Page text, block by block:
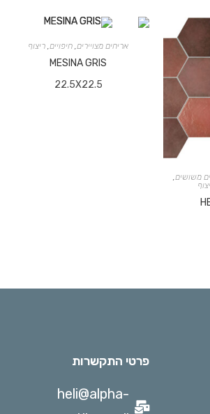
משושים,
אריחים מצויירים, חיפויים, ריצוף
MESINA GRIS
22.5X22.5
פרטי התקשרות
heli@alpha-